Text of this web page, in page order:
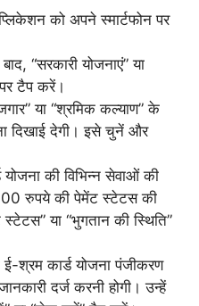
को अपने स्मार्टफोन पर
“सरकारी योजनाएं” या
पर टैप करें।
या “श्रमिक कल्याण” के
दिखाई देगी। इसे चुनें और
की विभिन्न सेवाओं की
रुपये की पेमेंट स्टेटस की
या “भुगतान की स्थिति”
श्रम कार्ड योजना पंजीकरण
दर्ज करनी होगी। उन्हें